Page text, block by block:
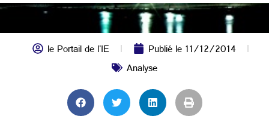
le Portail de l'IE Publié le11/12/2014
Analyse